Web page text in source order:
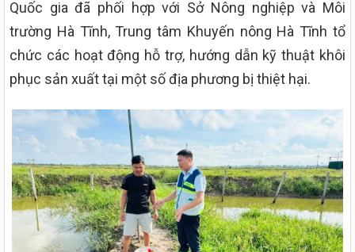
Quốc gia đã phối hợp với Sở Nông nghiệp và Môi
trường Hà Tĩnh, Trung tâm Khuyến nông Hà Tĩnh tổ
chức các hoạt động hỗ trợ, hướng dẫn kỹ thuật khôi
phục sản xuất tại một số địa phương bị thiệt hại.